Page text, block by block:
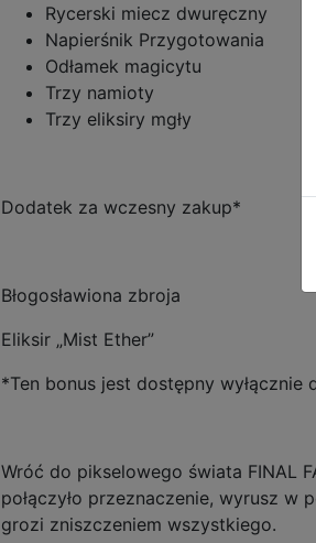
Rycerski miecz dwuręczny
Napierśnik Przygotowania
Odłamek magicytu
Trzy namioty
Trzy eliksiry mgły
Dodatek za wczesny zakup*
Błogosławiona zbroja
Eliksir „Mist Ether”
*Ten bonus jest dostępny
Wróć do pikselowego świata FINAL
połączyło przeznaczenie, wyrusz
grozi zniszczeniem wszystkiego.